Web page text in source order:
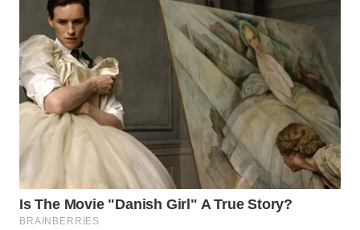
WN
PRIANGAN
TIMUR
WN
SEMARANG
WN
BOROBUDUR